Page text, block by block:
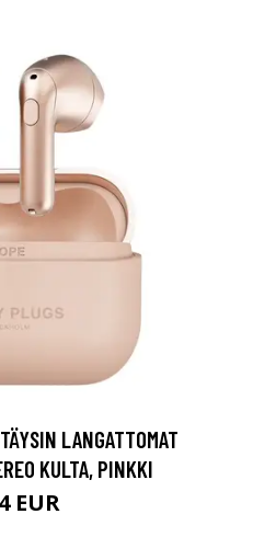
LANGATTOMAT
KULTA, PINKKI
EUR